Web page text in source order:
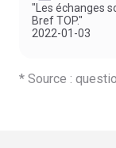
"Les échanges
Bref TOP."
2022-01-03
* Source :